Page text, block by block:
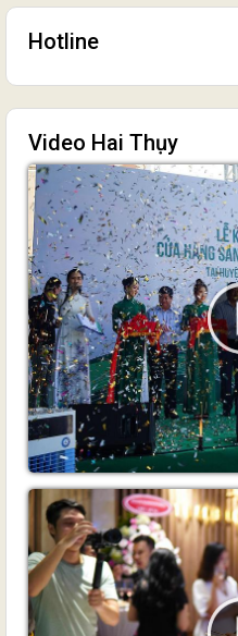
Hotline
Video Hai Thụy